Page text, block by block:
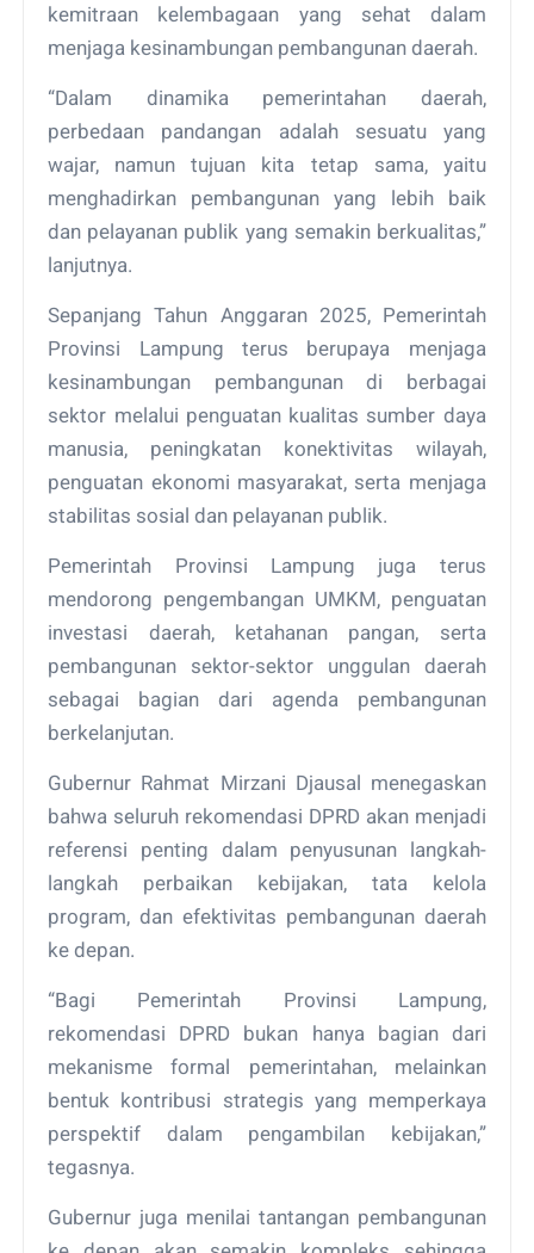
kemitraan kelembagaan yang sehat dalam
menjaga kesinambungan pembangunan daerah.
“Dalam dinamika pemerintahan daerah,
perbedaan pandangan adalah sesuatu yang
wajar, namun tujuan kita tetap sama, yaitu
menghadirkan pembangunan yang lebih baik
dan pelayanan publik yang semakin berkualitas,”
lanjutnya.
Sepanjang Tahun Anggaran 2025, Pemerintah
Provinsi Lampung terus berupaya menjaga
kesinambungan pembangunan di berbagai
sektor melalui penguatan kualitas sumber daya
manusia, peningkatan konektivitas wilayah,
penguatan ekonomi masyarakat, serta menjaga
stabilitas sosial dan pelayanan publik.
Pemerintah Provinsi Lampung juga terus
mendorong pengembangan UMKM, penguatan
investasi daerah, ketahanan pangan, serta
pembangunan sektor-sektor unggulan daerah
sebagai bagian dari agenda pembangunan
berkelanjutan.
Gubernur Rahmat Mirzani Djausal menegaskan
bahwa seluruh rekomendasi DPRD akan menjadi
referensi penting dalam penyusunan langkah-
langkah perbaikan kebijakan, tata kelola
program, dan efektivitas pembangunan daerah
ke depan.
“Bagi Pemerintah Provinsi Lampung,
rekomendasi DPRD bukan hanya bagian dari
mekanisme formal pemerintahan, melainkan
bentuk kontribusi strategis yang memperkaya
perspektif dalam pengambilan kebijakan,”
tegasnya.
Gubernur juga menilai tantangan pembangunan